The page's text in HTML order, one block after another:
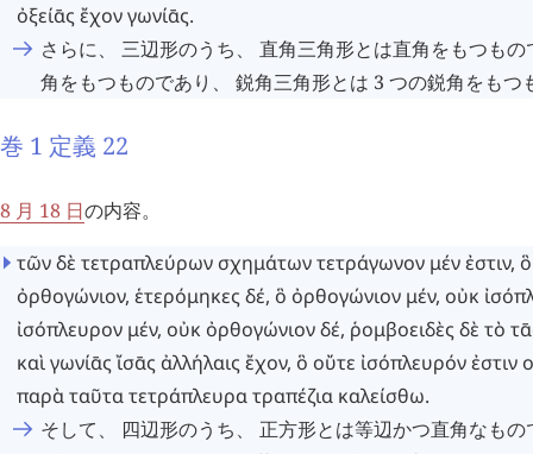
ὀξείᾱς ἔχονγωνίᾱς.
さらに、 三辺形のうち、 直角三角形とは直角をもつも
角をもつものであり、 鋭角三角形とは 3 つの鋭角をもつ
巻 1 定義 22
8 月 18 日の内容。
τῶνδὲ τετραπλεύρων σχημάτωντετράγωνον μένἐστιν, ὃ
ὀρθογώνιον, ἑτερόμηκες δέ, ὃ ὀρθογώνιον μέν, οὐκ
ἰσόπλευρον μέν, οὐκ ὀρθογώνιονδέ, ῥομβοειδὲς δὲ τὸ τᾱ
καὶγωνίᾱς ἴσᾱς ἀλλήλαις ἔχον, ὃ οὔτε ἰσόπλευρόνἐστιν
παρὰταῦτατετράπλευρατραπέζια καλείσθω.
そして、 四辺形のうち、 正方形とは等辺かつ直角なも